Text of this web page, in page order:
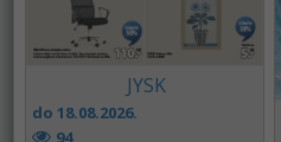
JYSK
do 18.08.2026.
94